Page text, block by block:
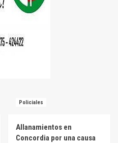
Policiales
Allanamientos en
Concordia por una causa